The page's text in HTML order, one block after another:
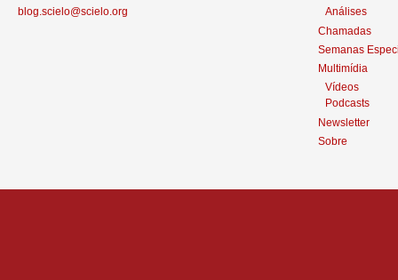
blog.scielo@scielo.org
Análises
Chamadas
Semanas
Multimídia
Vídeos
Podcasts
Newsletter
Sobre